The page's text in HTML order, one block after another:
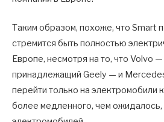
Таким образом, похоже, что Smart
стремится быть полностью
Европе, несмотря на то, что Volvo
принадлежащий Geely — и
перейти только на электромобили
более медленного, чем ожидалось,